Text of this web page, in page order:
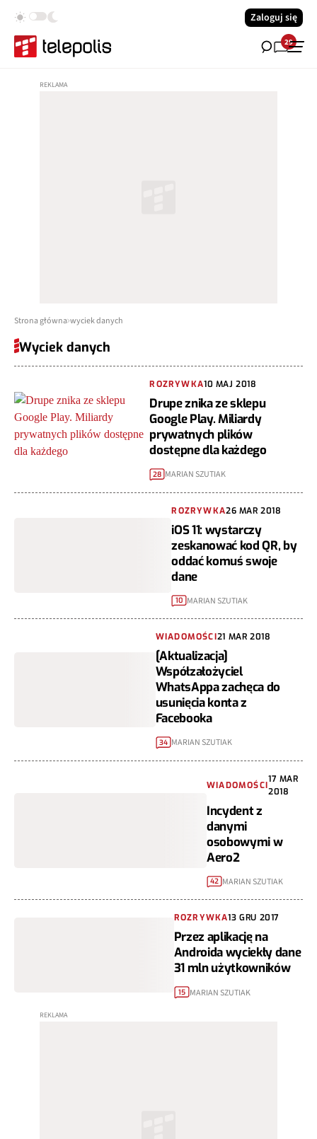
Zaloguj się
29
Strona główna wyciek danych
Wyciek danych
ROZRYWKA10 MAJ 2018
Drupe znika ze sklepu
Google Play. Miliardy
prywatnych plików
dostępne dla każdego
28 MARIAN SZUTIAK
ROZRYWKA26 MAR 2018
iOS 11: wystarczy
zeskanować kod QR, by
oddać komuś swoje
dane
10 MARIAN SZUTIAK
WIADOMOŚCI21 MAR 2018
[Aktualizacja]
Współzałożyciel
WhatsAppa zachęca do
usunięcia konta z
Facebooka
34 MARIAN SZUTIAK
WIADOMOŚCI
17 MAR
2018
Incydent z
danymi
osobowymi w
Aero2
42 MARIAN SZUTIAK
ROZRYWKA13 GRU 2017
Przez aplikację na
Androida wyciekły dane
31 mln użytkowników
15 MARIAN SZUTIAK